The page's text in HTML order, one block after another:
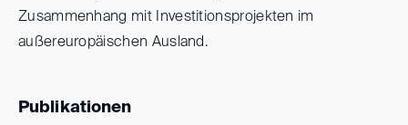
Zusammenhang mit Investitionsprojekten im
außereuropäischen Ausland.
Publikationen